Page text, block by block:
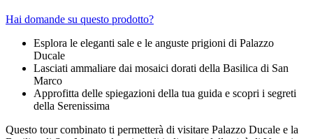
Hai domande su questo prodotto?
Esplora le eleganti sale e le anguste prigioni di Palazzo
Ducale
Lasciati ammaliare dai mosaici dorati della Basilica di San
Marco
Approfitta delle spiegazioni della tua guida e scopri i segreti
della Serenissima
Questo tour combinato ti permetterà di visitare Palazzo Ducale e la